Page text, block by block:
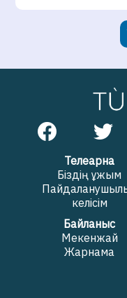
Телеарна
Біздің ұжым
келісім
Байланыс
Мекенжай
Жарнама